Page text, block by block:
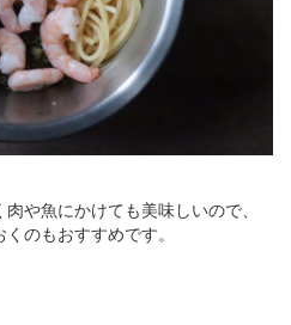
や魚にかけても美味しいので、
のもおすすめです。